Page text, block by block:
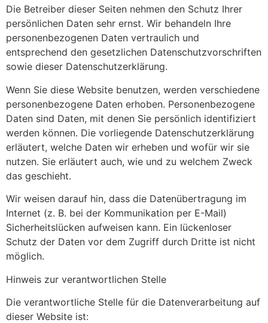
Die Betreiber dieser Seiten nehmen den Schutz Ihrer
persönlichen Daten sehr ernst. Wir behandeln Ihre
personenbezogenen Daten vertraulich und
entsprechend den gesetzlichen Datenschutzvorschriften
sowie dieser Datenschutzerklärung.
Wenn Sie diese Website benutzen, werden verschiedene
personenbezogene Daten erhoben. Personenbezogene
Daten sind Daten, mit denen Sie persönlich identifiziert
werden können. Die vorliegende Datenschutzerklärung
erläutert, welche Daten wir erheben und wofür wir sie
nutzen. Sie erläutert auch, wie und zu welchem Zweck
das geschieht.
Wir weisen darauf hin, dass die Datenübertragung im
Internet (z. B. bei der Kommunikation per E-Mail)
Sicherheitslücken aufweisen kann. Ein lückenloser
Schutz der Daten vor dem Zugriff durch Dritte ist nicht
möglich.
Hinweis zur verantwortlichen Stelle
Die verantwortliche Stelle für die Datenverarbeitung auf
dieser Website ist: